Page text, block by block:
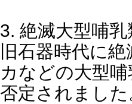
3. 絶滅大型哺
旧石器時代に
カなどの大型
否定されまし